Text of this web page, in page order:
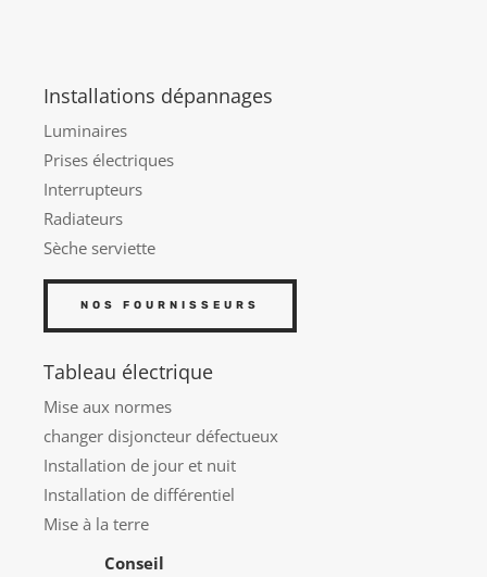
Installations dépannages
Luminaires
Prises électriques
Interrupteurs
Radiateurs
Sèche serviette
NOS FOURNISSEURS
Tableau électrique
Mise aux normes
changer disjoncteur défectueux
Installation de jour et nuit
Installation de différentiel
Mise à la terre
Conseil